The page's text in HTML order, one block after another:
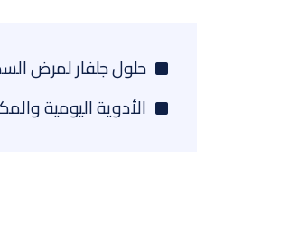
حلول جلفار لمرض
الأدوية اليومية